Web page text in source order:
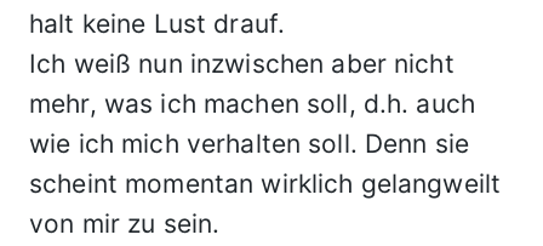
halt keine Lust drauf.
Ich weiß nun inzwischen aber nicht
mehr, was ich machen soll, d.h. auch
wie ich mich verhalten soll. Denn sie
scheint momentan wirklich gelangweilt
von mir zu sein.